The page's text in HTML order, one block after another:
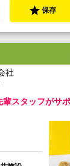
保存
社
スタッフがサ